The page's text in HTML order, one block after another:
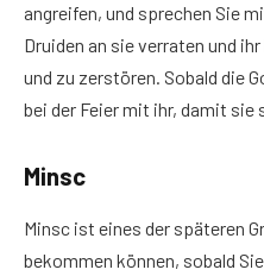
angreifen, und sprechen Sie
Druiden an sie verraten und
und zu zerstören. Sobald die
bei der Feier mit ihr, damit sie
Minsc
Minsc ist eines der späteren
bekommen können, sobald